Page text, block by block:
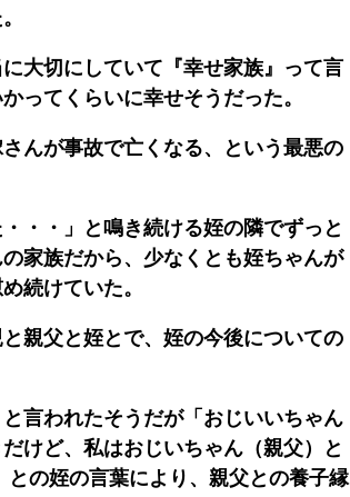
大切にしていて『幸せ家族』って言
ってくらいに幸せそうだった。
んが事故で亡くなる、という最悪の
・・」と鳴き続ける姪の隣でずっと
家族だから、少なくとも姪ちゃんが
続けていた。
親父と姪とで、姪の今後についての
言われたそうだが「おじいいちゃん
けど、私はおじいちゃん（親父）と
の姪の言葉により、親父との養子縁